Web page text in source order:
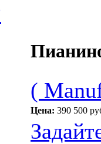
(
Цена: 390 500